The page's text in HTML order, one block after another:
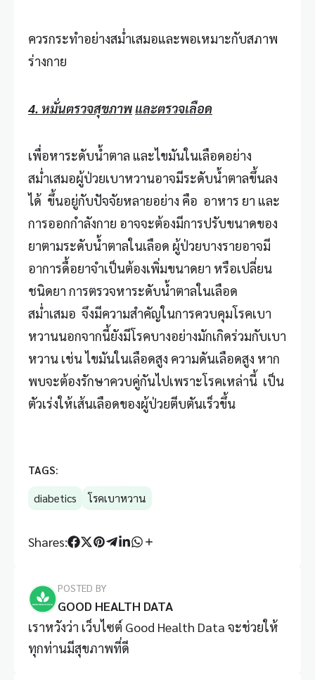
ควรกระทำอย่างสม่ำเสมอและพอเหมาะกับสภาพ
ร่างกาย
4. หมั่นตรวจสุขภาพและตรวจเลือด
เพื่อหาระดับน้ำตาล และไขมันในเลือดอย่าง
สม่ำเสมอผู้ป่วยเบาหวานอาจมีระดับน้ำตาลขึ้นลง
ได้ ขึ้นอยู่กับปัจจัยหลายอย่าง คือ อาหาร ยา และ
การออกกำลังกาย อาจจะต้องมีการปรับขนาดของ
ยาตามระดับน้ำตาลในเลือด ผู้ป่วยบางรายอาจมี
อาการดื้อยาจำเป็นต้องเพิ่มขนาดยา หรือเปลี่ยน
ชนิดยา การตรวจหาระดับน้ำตาลในเลือด
สม่ำเสมอ จึงมีความสำคัญในการควบคุมโรคเบา
หวานนอกจากนี้ยังมีโรคบางอย่างมักเกิดร่วมกับเบา
หวาน เช่น ไขมันในเลือดสูง ความดันเลือดสูง หาก
พบจะต้องรักษาควบคู่กันไปเพราะโรคเหล่านี้ เป็น
ตัวเร่งให้เส้นเลือดของผู้ป่วยตีบตันเร็วขึ้น
TAGS:
diabetics
โรคเบาหวาน
Shares:
POSTED BY
GOOD HEALTH DATA
เราหวังว่า เว็บไซต์ Good Health Data จะช่วยให้
ทุกท่านมีสุขภาพที่ดี